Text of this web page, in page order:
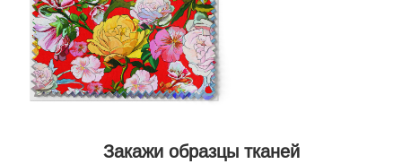
Закажи образцы тканей